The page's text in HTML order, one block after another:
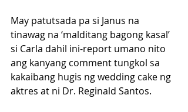
May patutsada pa si Janus na
tinawag na ‘malditang bagong kasal’
si Carla dahil ini-report umano nito
ang kanyang comment tungkol sa
kakaibang hugis ng wedding cake ng
aktres at ni Dr. Reginald Santos.